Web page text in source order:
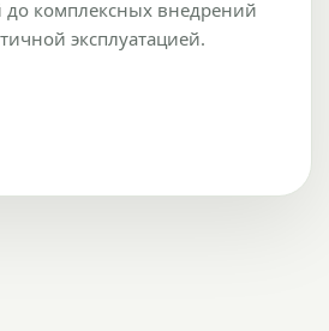
комплексных внедрений
эксплуатацией.